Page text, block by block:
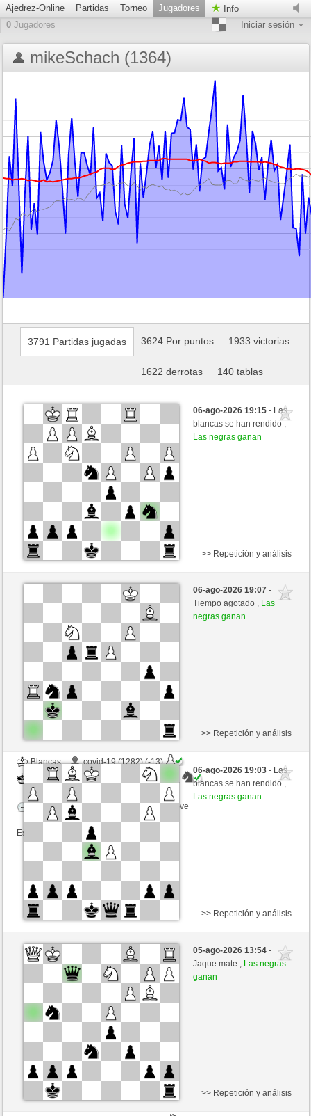
Ajedrez-Online Partidas Torneo Jugadores
Info
0 Jugadores Iniciar sesión
mikeSchach (1364)
3791 Partidas jugadas 3624 Por puntos 1933 victorias
1622 derrotas 140 tablas
06-ago-2026 19:15- Las
blancas se han rendido ,
Las negras ganan
Blancas
URANO1960 (1281) (-13)
mikeSchach (1351) (+13)
Tiempo: 4 minutes/side + 0 seconds/move
Esta partida es por puntos
>> Repetición y análisis
06-ago-2026 19:07-
Tiempo agotado , Las
negras ganan
Blancas
covid-19 (1282) (-13)
Negras
mikeSchach (1338) (+13)
Tiempo: 4 minutes/side + 0 seconds/move
Esta partida es por puntos
>> Repetición y análisis
06-ago-2026 19:03- Las
blancas se han rendido ,
Las negras ganan
Blancas
Easyplay (1015) (-4)
Negras
mikeSchach (1334) (+4)
Tiempo: 4 minutes/side + 0 seconds/move
Esta partida es por puntos
>> Repetición y análisis
05-ago-2026 13:54-
Jaque mate , Las negras
ganan
>> Repetición y análisis